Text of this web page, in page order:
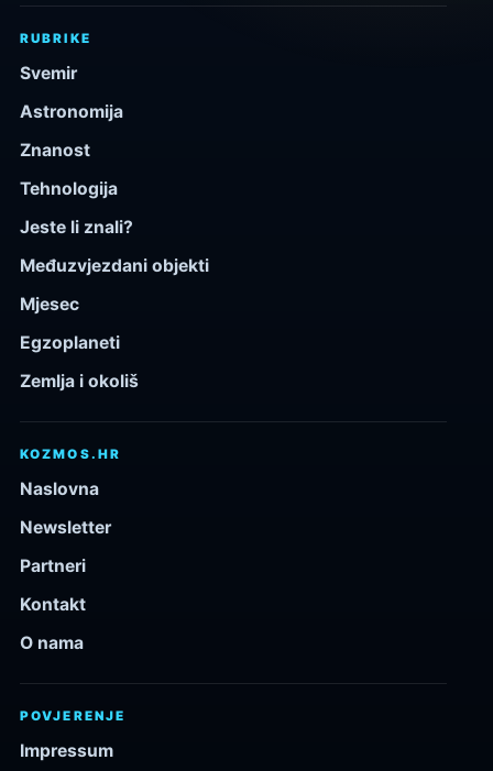
RUBRIKE
Svemir
Astronomija
Znanost
Tehnologija
Jeste li znali?
Međuzvjezdani objekti
Mjesec
Egzoplaneti
Zemlja i okoliš
KOZMOS.HR
Naslovna
Newsletter
Partneri
Kontakt
O nama
POVJERENJE
Impressum